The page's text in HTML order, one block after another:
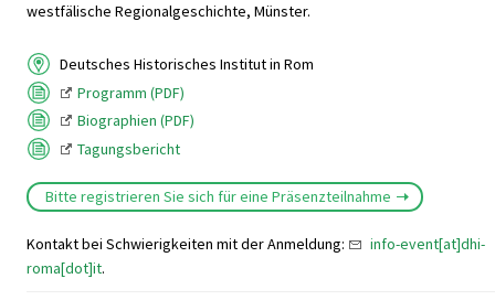
westfälische Regionalgeschichte, Münster.
Deutsches Historisches Institut in Rom
Programm (PDF)
Biographien (PDF)
Tagungsbericht
Bitte registrieren Sie sich für eine Präsenzteilnahme
Kontakt bei Schwierigkeiten mit der Anmeldung:
info-event[at]dhi-
roma[dot]it.